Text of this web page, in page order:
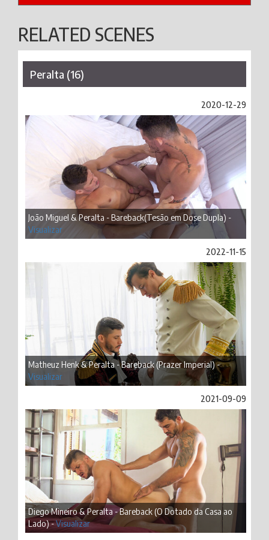
RELATED SCENES
Peralta (16)
2020-12-29
João Miguel & Peralta - Bareback(Tesão em Dose Dupla) -
Visualizar
2022-11-15
Matheuz Henk & Peralta - Bareback (Prazer Imperial) -
Visualizar
2021-09-09
Diego Mineiro & Peralta - Bareback (O Dotado da Casa ao
Lado) -Visualizar